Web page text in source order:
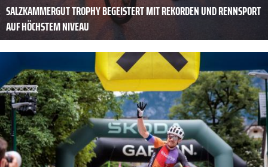
SALZKAMMERGUT TROPHY BEGEISTERT MIT REKORDEN UND RENNSPORT
AUF HÖCHSTEM NIVEAU